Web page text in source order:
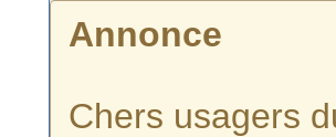
Annonce
Chers usagers